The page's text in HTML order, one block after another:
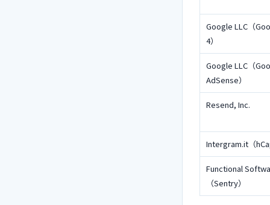
Google LLC（
4）
Google LLC（
AdSense）
Resend, Inc.
Intergram.it（
Functional
（Sentry）